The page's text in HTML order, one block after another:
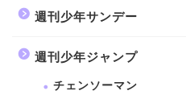
週刊少年サンデー
週刊少年ジャンプ
チェンソーマン